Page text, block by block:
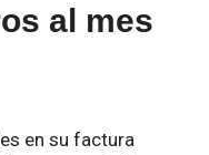
al mes
en su factura